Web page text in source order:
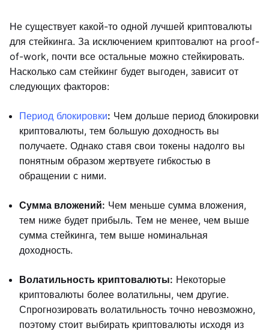
Не существует какой-то одной лучшей криптовалюты
для стейкинга. За исключением криптовалют на proof-
of-work, почти все остальные можно стейкировать.
Насколько сам стейкинг будет выгоден, зависит от
следующих факторов:
Период блокировки: Чем дольше период блокировки
криптовалюты, тем большую доходность вы
получаете. Однако ставя свои токены надолго вы
понятным образом жертвуете гибкостью в
обращении с ними.
Сумма вложений: Чем меньше сумма вложения,
тем ниже будет прибыль. Тем не менее, чем выше
сумма стейкинга, тем выше номинальная
доходность.
Волатильность криптовалюты: Некоторые
криптовалюты более волатильны, чем другие.
Спрогнозировать волатильность точно невозможно,
поэтому стоит выбирать криптовалюты исходя из